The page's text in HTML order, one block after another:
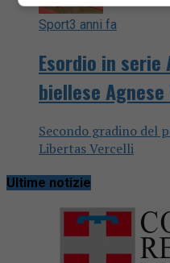
Sport3 anni fa
Esordio in
biellese Agnese
Secondo gradino del
Libertas Vercelli
Ultime notizie